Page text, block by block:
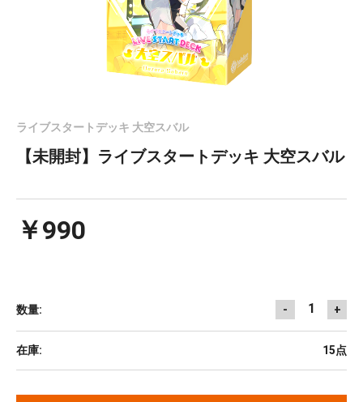
ライブスタートデッキ 大空スバル
【未開封】ライブスタートデッキ 大空スバル
￥990
数量: - 1 +
在庫: 15点